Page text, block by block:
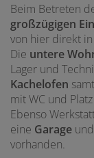
Beim Betreten
großzügigen
von hier direkt
Die untere
Lager und
Kachelofen
mit WC und
Ebenso
eine Garage
vorhanden.